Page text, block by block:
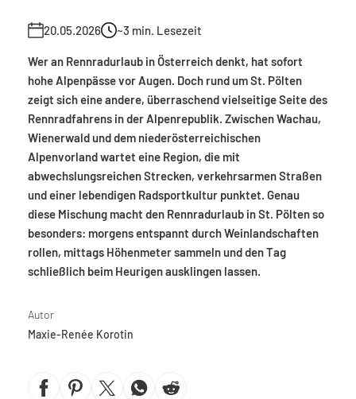
20.05.2026 ~3 min. Lesezeit
Wer an Rennradurlaub in Österreich denkt, hat sofort
hohe Alpenpässe vor Augen. Doch rund um St. Pölten
zeigt sich eine andere, überraschend vielseitige Seite des
Rennradfahrens in der Alpenrepublik. Zwischen Wachau,
Wienerwald und dem niederösterreichischen
Alpenvorland wartet eine Region, die mit
abwechslungsreichen Strecken, verkehrsarmen Straßen
und einer lebendigen Radsportkultur punktet. Genau
diese Mischung macht den Rennradurlaub in St. Pölten so
besonders: morgens entspannt durch Weinlandschaften
rollen, mittags Höhenmeter sammeln und den Tag
schließlich beim Heurigen ausklingen lassen.
Autor
Maxie-Renée Korotin